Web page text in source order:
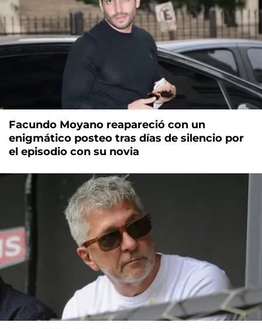
Facundo Moyano reapareció con un
enigmático posteo tras días de silencio por
el episodio con su novia